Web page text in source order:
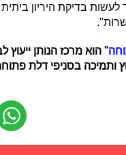
" הוא מרכז הנותן ייעוץ
ותמיכה בסניפי דלת